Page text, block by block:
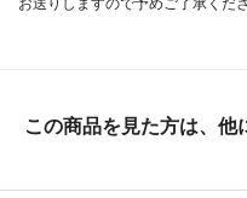
この商品を見た方は、他